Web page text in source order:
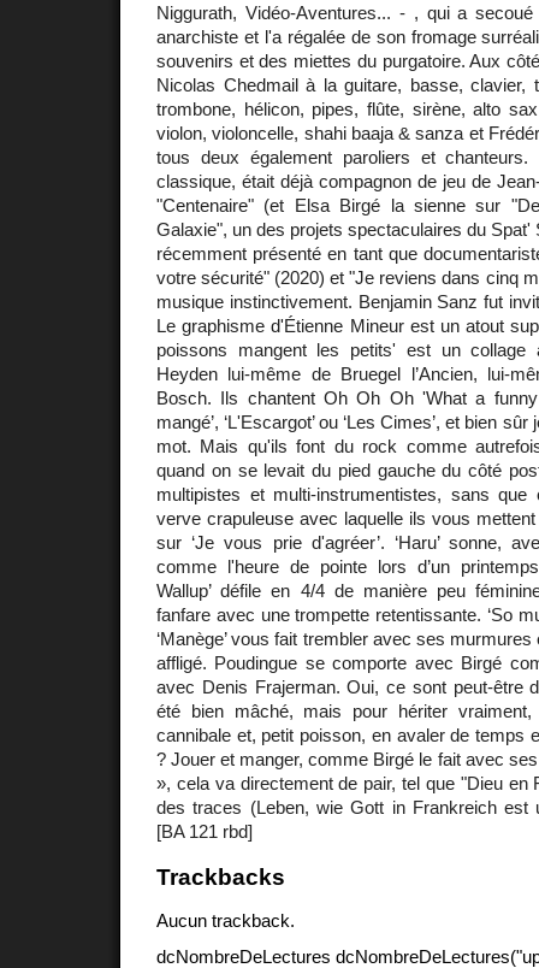
Niggurath, Vidéo-Aventures... - , qui a
anarchiste et l'a régalée de son fromage
souvenirs et des miettes du purgatoire. Aux
Nicolas Chedmail à la guitare, basse, clavier,
trombone, hélicon, pipes, flûte, sirène, alto
violon, violoncelle, shahi baaja & sanza et
tous deux également paroliers et chanteurs.
classique, était déjà compagnon de jeu de
"Centenaire" (et Elsa Birgé la sienne sur
Galaxie", un des projets spectaculaires du Spat'
récemment présenté en tant que
votre sécurité" (2020) et "Je reviens dans cinq
musique instinctivement. Benjamin Sanz fut
Le graphisme d'Étienne Mineur est un atout
poissons mangent les petits' est un
Heyden lui-même de Bruegel l’Ancien, lui-
Bosch. Ils chantent Oh Oh Oh 'What a
mangé’, ‘L'Escargot’ ou ‘Les Cimes’, et bien
mot. Mais qu'ils font du rock comme
quand on se levait du pied gauche du côté
multipistes et multi-instrumentistes, sans
verve crapuleuse avec laquelle ils vous
sur ‘Je vous prie d'agréer’. ‘Haru’ sonne,
comme l'heure de pointe lors d’un
Wallup’ défile en 4/4 de manière peu
fanfare avec une trompette retentissante. ‘So
‘Manège’ vous fait trembler avec ses
affligé. Poudingue se comporte avec Birgé
avec Denis Frajerman. Oui, ce sont peut-être
été bien mâché, mais pour hériter
cannibale et, petit poisson, en avaler de temps
? Jouer et manger, comme Birgé le fait avec
», cela va directement de pair, tel que "Dieu en
des traces (Leben, wie Gott in Frankreich est
[BA 121 rbd]
Trackbacks
Aucun trackback.
dcNombreDeLectures